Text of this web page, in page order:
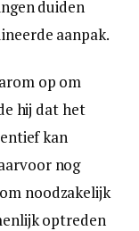
duiden
aanpak.
op om
hij dat het
kan
nog
noodzakelijk
optreden